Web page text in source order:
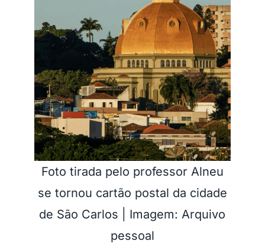
Foto tirada pelo professor Alneu
se tornou cartão postal da cidade
de São Carlos | Imagem: Arquivo
pessoal